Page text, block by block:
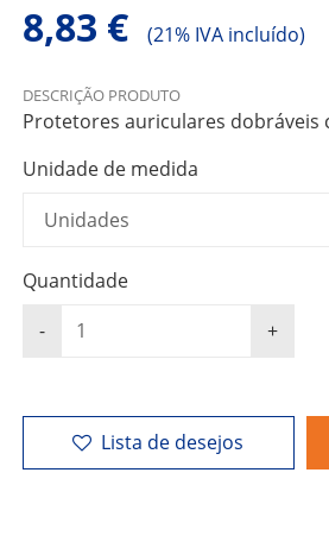
8,83 € (21% IVA incluído)
DESCRIÇÃO PRODUTO
Protetores auriculares
Unidade de medida
Quantidade
Lista de desejos